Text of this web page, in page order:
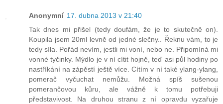
Anonymní 17. dubna 2013 v 21:40
Tak dnes mi přišel (tedy doufám, že je to skutečně on).
Koupila jsem 20ml levně od jedné slečny.. Řeknu vám, to je
tedy síla. Pořád nevím, jestli mi voní, nebo ne. Připomíná mi
vonné tyčinky. Mýdlo je v ní cítit hojně, teď asi půl hodiny po
nastříkání na zápěstí ještě více. Cítím v ní také ylang-ylang,
pomerač vyčuchat nemůžu. Možná spíš sušenou
pomerančovou kůru, ale vážně k tomu potřebuji
představivost. Na druhou stranu z ní opravdu vyzařuje